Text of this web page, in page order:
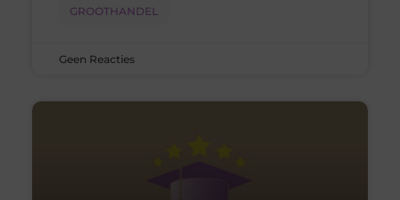
GROOTHANDEL
Geen Reacties